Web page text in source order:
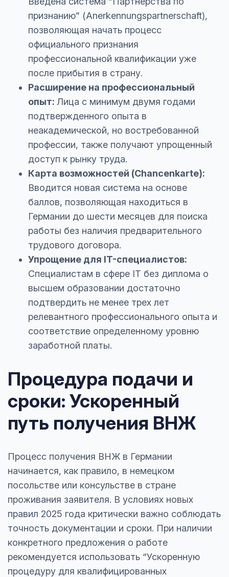
признанию” (Anerkennungspartnerschaft),
позволяющая начать процесс
официального признания
профессиональной квалификации уже
после прибытия в страну.
Расширение на профессиональный
опыт: Лица с минимум двумя годами
подтвержденного опыта в
неакадемической, но востребованной
профессии, также получают упрощенный
доступ к рынку труда.
Карта возможностей (Chancenkarte):
Вводится новая система на основе
баллов, позволяющая находиться в
Германии до шести месяцев для поиска
работы без наличия предварительного
трудового договора.
Упрощение для IT-специалистов:
Специалистам в сфере IT без диплома о
высшем образовании достаточно
подтвердить не менее трех лет
релевантного профессионального опыта и
соответствие определенному уровню
заработной платы.
Процедура подачи и
сроки: Ускоренный
путь получения ВНЖ
Процесс получения ВНЖ в Германии
начинается, как правило, в немецком
посольстве или консульстве в стране
проживания заявителя. В условиях новых
правил 2025 года критически важно соблюдать
точность документации и сроки. При наличии
конкретного предложения о работе
рекомендуется использовать “Ускоренную
процедуру для квалифицированных